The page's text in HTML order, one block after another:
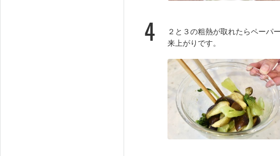
4
２と３の粗熱が取れたらペーパ
来上がりです。